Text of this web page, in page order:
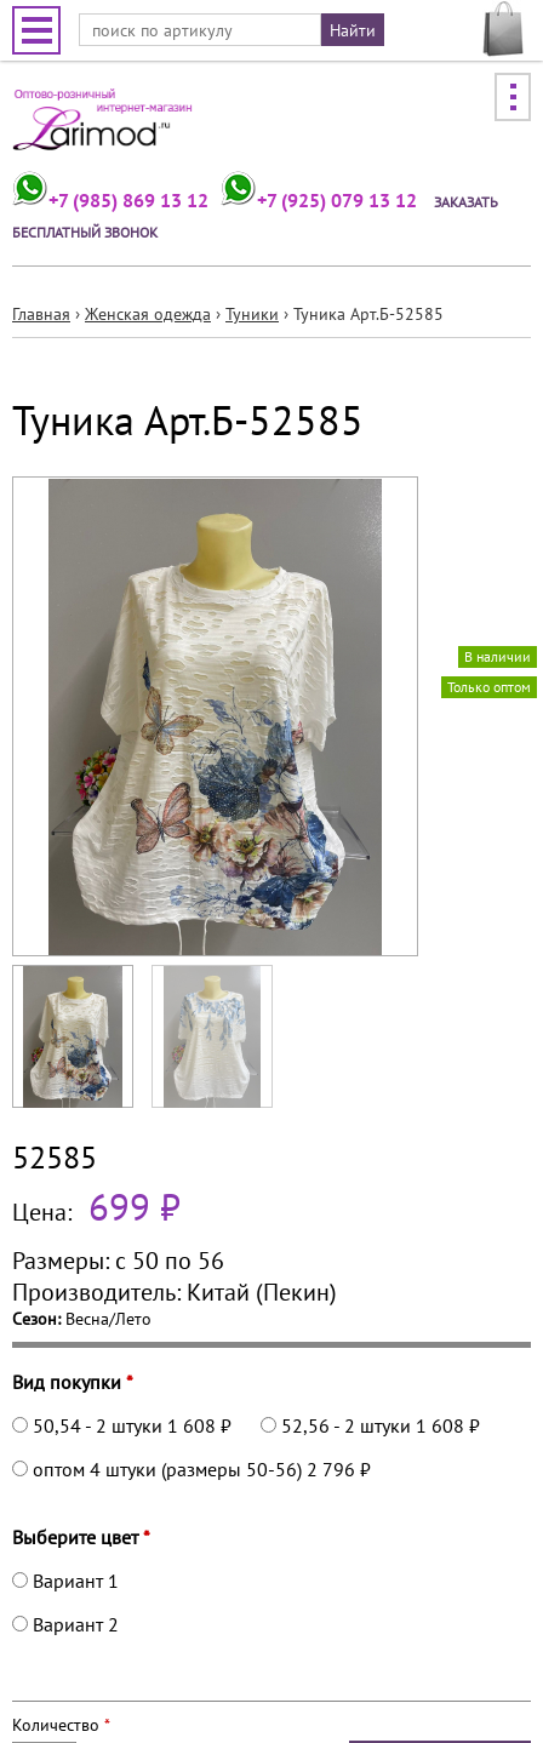
Jump to navigation
+7 (985) 869 13 12 +7 (925) 079 13 12
ЗАКАЗАТЬ
БЕСПЛАТНЫЙ ЗВОНОК
здесь
Главная › Женская одежда › Туники › Туника Арт.Б-52585
Туника Арт.Б-52585
Только оптом
В наличии
52585
Цена: 699 ₽
Размеры: с 50 по 56
Производитель: Китай (Пекин)
Сезон: Весна/Лето
Вид покупки *
50,54 - 2 штуки 1 608 ₽ 52,56 - 2 штуки 1 608 ₽
оптом 4 штуки (размеры 50-56) 2 796 ₽
Выберите цвет*
Вариант 1
Вариант 2
Количество *